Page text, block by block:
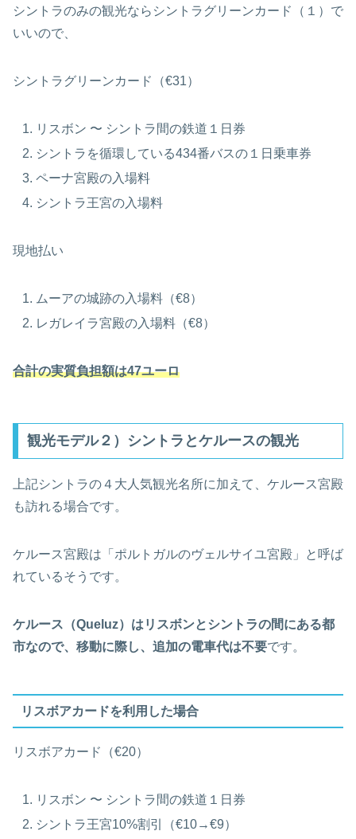
シントラのみの観光ならシントラグリーンカード（１）で
いいので、
シントラグリーンカード（€31）
リスボン 〜 シントラ間の鉄道１日券
シントラを循環している434番バスの１日乗車券
ペーナ宮殿の入場料
シントラ王宮の入場料
現地払い
ムーアの城跡の入場料（€8）
レガレイラ宮殿の入場料（€8）
合計の実質負担額は47ユーロ
観光モデル２）シントラとケルースの観光
上記シントラの４大人気観光名所に加えて、ケルース宮殿
も訪れる場合です。
ケルース宮殿は「ポルトガルのヴェルサイユ宮殿」と呼ば
れているそうです。
ケルース（Queluz）はリスボンとシントラの間にある都
市なので、移動に際し、追加の電車代は不要です。
リスボアカードを利用した場合
リスボアカード（€20）
リスボン 〜 シントラ間の鉄道１日券
シントラ王宮10%割引（€10→€9）